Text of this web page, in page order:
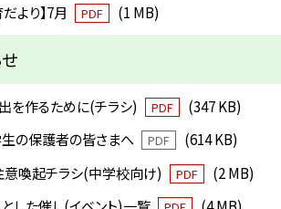
より】7月
PDF (1 MB)
を作るために(チラシ) PDF
(347 KB)
生の保護者の皆さまへ
PDF
(614 KB)
喚起チラシ(中学校向け)
PDF
(2 MB)